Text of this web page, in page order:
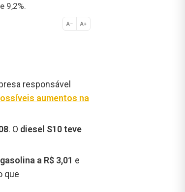
9,2%.
A− A+
Normal
responsável
aumentos na
. O diesel S10 teve
gasolina a R$ 3,01 e
que